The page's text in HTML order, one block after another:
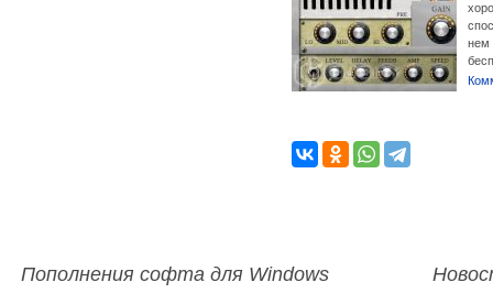
нем
Пополнения софта для Windows